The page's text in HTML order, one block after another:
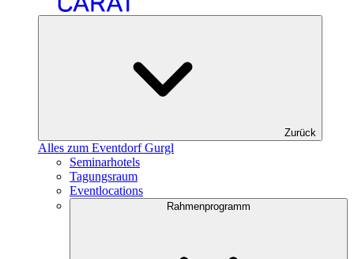
Zurück
Alles zum Eventdorf Gurgl
Seminarhotels
Tagungsraum
Eventlocations
Rahmenprogramm